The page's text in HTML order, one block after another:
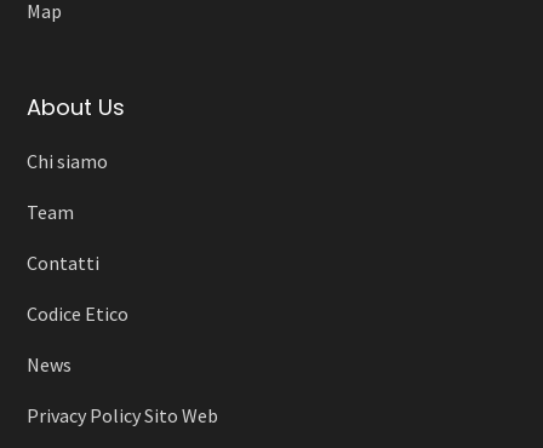
Map
About Us
Chi siamo
Team
Contatti
Codice Etico
News
Privacy Policy Sito Web